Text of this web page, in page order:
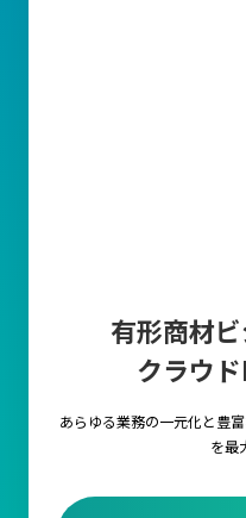
有形商材
クラウ
あらゆる業務の一元化と豊
を最